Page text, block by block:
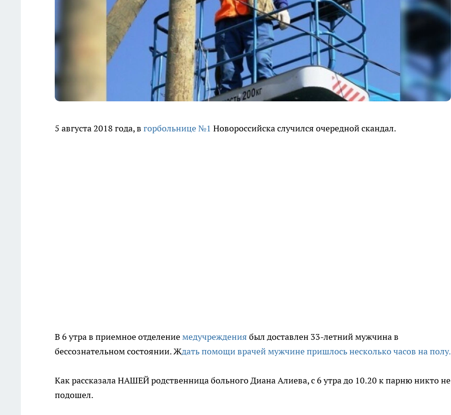
5 августа 2018 года, в горбольнице №1 Новороссийска случился очередной скандал.
В 6 утра в приемное отделениемедучреждения был доставлен 33-летний мужчина в
бессознательном состоянии. Ждать помощи врачей мужчине пришлось несколько часов на полу.
Как рассказала НАШЕЙ родственница больного Диана Алиева, с 6 утра до 10.20 к парню никто не
подошел.